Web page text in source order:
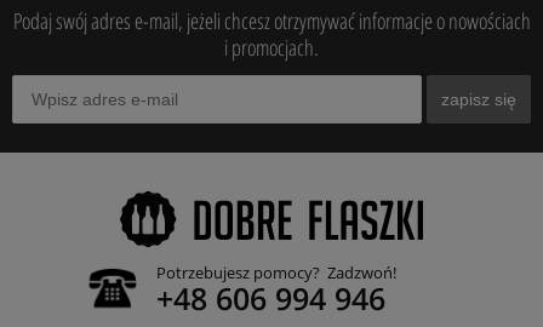
Podaj swój adres e-mail, jeżeli chcesz otrzymywać informacje o nowościach
i promocjach.
zapisz się
Potrzebujesz pomocy? Zadzwoń!
+48 606 994 946